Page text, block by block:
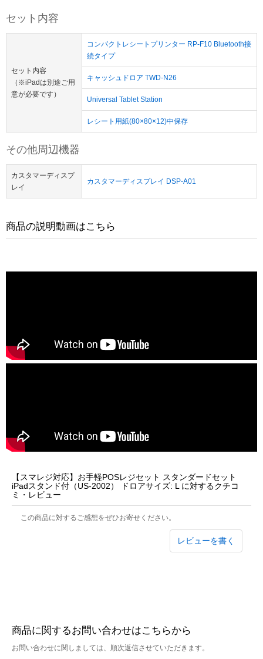
セット内容
セット内容
（※iPadは別途ご用
意が必要です）
コンパクトレシートプリンター RP-F10 Bluetooth接
続タイプ
キャッシュドロア TWD-N26
Universal Tablet Station
レシート用紙(80×80×12)中保存
その他周辺機器
カスタマーディスプ
レイ
カスタマーディスプレイ DSP-A01
商品の説明動画はこちら
【スマレジ対応】お手軽POSレジセット スタンダードセット
iPadスタンド付（US-2002） ドロアサイズ: L に対するクチコ
ミ・レビュー
この商品に対するご感想をぜひお寄せください。
レビューを書く
商品に関するお問い合わせはこちらから
お問い合わせに関しましては、順次返信させていただきます。